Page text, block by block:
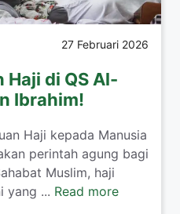
27 Februari 2026
Haji di QS Al-
Ibrahim!
Haji kepada Manusia
perintah agung bagi
Muslim, haji
yang ... Read more